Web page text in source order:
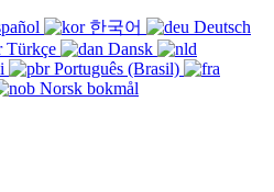
한국어
Deutsch
Türkçe
Dansk
Português (Brasil)
Norsk bokmål